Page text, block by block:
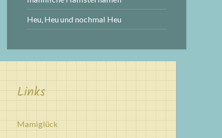
Heu, Heu und nochmal Heu
Links
Mamiglück